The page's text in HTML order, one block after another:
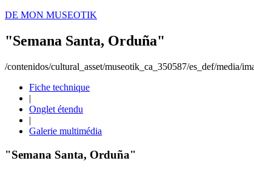
DE MON MUSEOTIK
"Semana Santa, Orduña"
/contenidos/cultural_asset/museotik_ca_350587/es_def/media/
Fiche technique
|
Onglet étendu
|
Galerie multimédia
"Semana Santa, Orduña"